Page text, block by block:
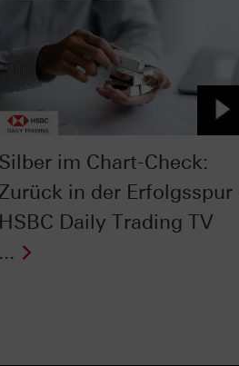
Silber im Chart-Check:
in der Erfolgsspur
HSBC Daily Trading TV
...